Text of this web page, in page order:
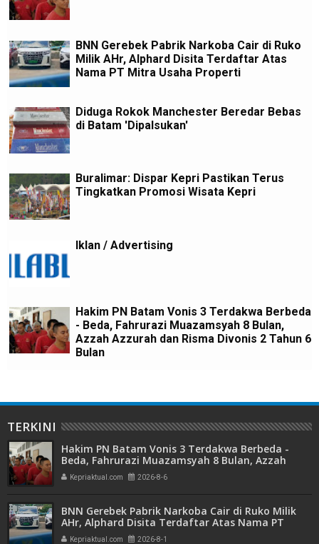
BNN Gerebek Pabrik Narkoba Cair di Ruko
Milik AHr, Alphard Disita Terdaftar Atas
Nama PT Mitra Usaha Properti
Diduga Rokok Manchester Beredar Bebas
di Batam 'Dipalsukan'
Buralimar: Dispar Kepri Pastikan Terus
Tingkatkan Promosi Wisata Kepri
Iklan / Advertising
Hakim PN Batam Vonis 3 Terdakwa Berbeda
- Beda, Fahrurazi Muazamsyah 8 Bulan,
Azzah Azzurah dan Risma Divonis 2 Tahun 6
Bulan
TERKINI
Hakim PN Batam Vonis 3 Terdakwa Berbeda -
Beda, Fahrurazi Muazamsyah 8 Bulan, Azzah
Azzurah dan Risma Divonis 2 Tahun 6 Bulan
Kepriaktual.com 2026-8-6
BNN Gerebek Pabrik Narkoba Cair di Ruko Milik
AHr, Alphard Disita Terdaftar Atas Nama PT
Mitra Usaha Properti
Kepriaktual.com 2026-8-1